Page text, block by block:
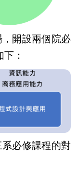
開設兩個院必
：
必修課程的對